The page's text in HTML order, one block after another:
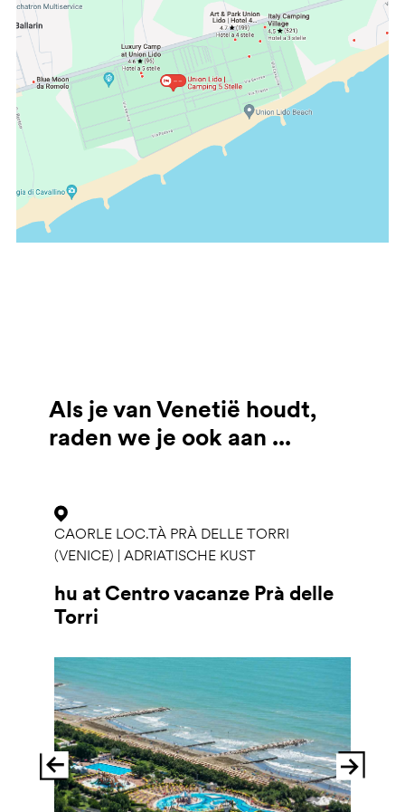
Als je van Venetië houdt,
raden we je ook aan ...
CAORLE LOC.TÀ PRÀ DELLE TORRI
(VENICE) | ADRIATISCHE KUST
hu at Centro vacanze Prà delle
Torri